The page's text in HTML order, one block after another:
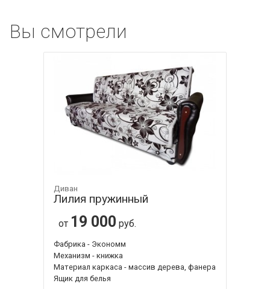
Вы смотрели
Диван
Лилия пружинный
от 19 000 руб.
Фабрика - Экономм
Механизм - книжка
Материал каркаса - массив дерева, фанера
Ящик для белья